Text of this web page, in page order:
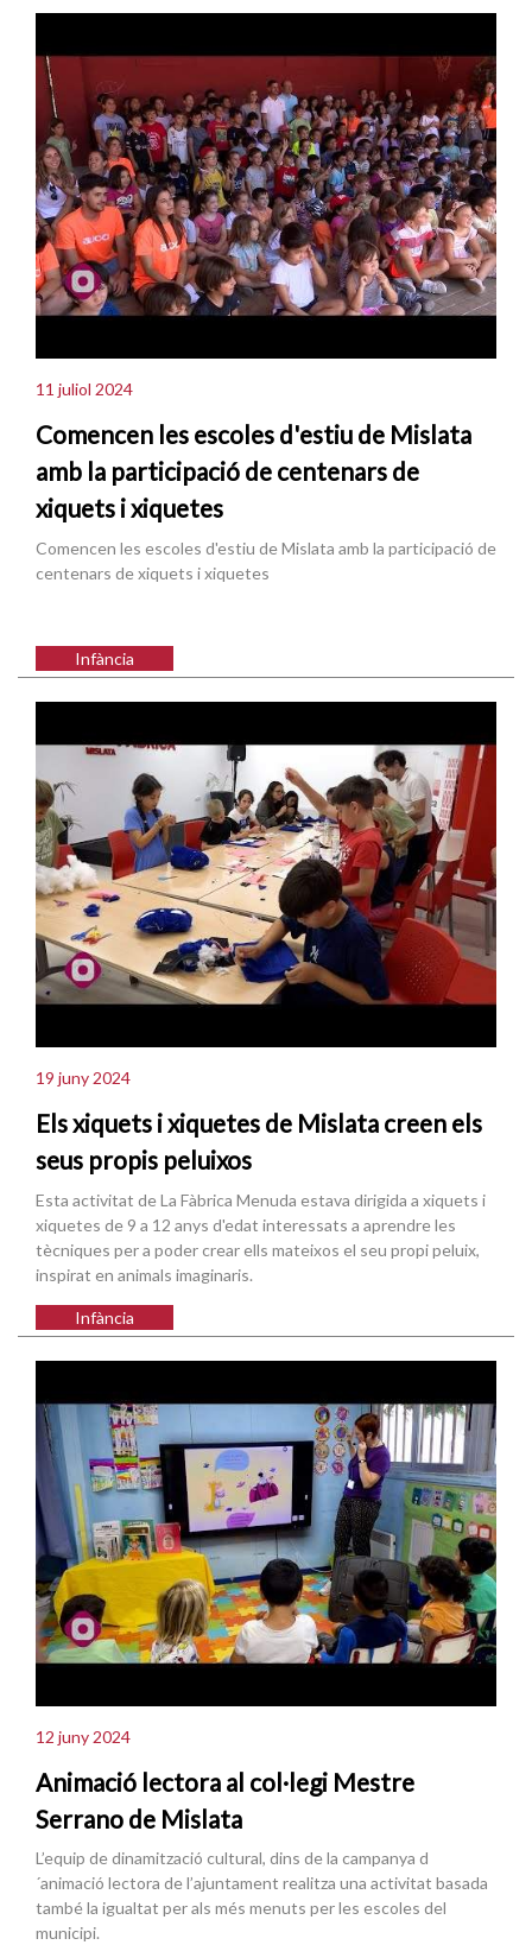
11 juliol 2024
Comencen les escoles d'estiu de Mislata
amb la participació de centenars de
xiquets i xiquetes
Comencen les escoles d'estiu de Mislata amb la participació de
centenars de xiquets i xiquetes
Infància
19 juny 2024
Els xiquets i xiquetes de Mislata creen els
seus propis peluixos
Esta activitat de La Fàbrica Menuda estava dirigida a xiquets i
xiquetes de 9 a 12 anys d'edat interessats a aprendre les
tècniques per a poder crear ells mateixos el seu propi peluix,
inspirat en animals imaginaris.
Infància
12 juny 2024
Animació lectora al col·legi Mestre
Serrano de Mislata
L’equip de dinamització cultural, dins de la campanya d
´animació lectora de l’ajuntament realitza una activitat basada
també la igualtat per als més menuts per les escoles del
municipi.